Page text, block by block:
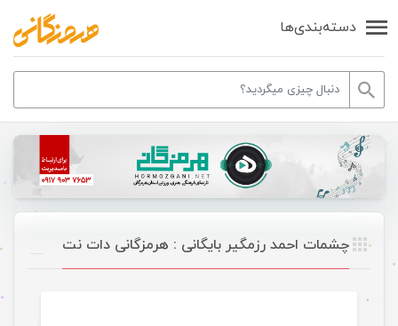
دسته‌بندی‌ها
چشمات احمد رزمگیر بایگانی : هرمزگانی دات نت